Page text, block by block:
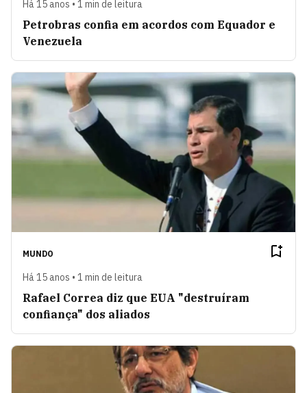
Há 15 anos • 1 min de leitura
Petrobras confia em acordos com Equador e
Venezuela
MUNDO
Há 15 anos • 1 min de leitura
Rafael Correa diz que EUA "destruíram
confiança" dos aliados